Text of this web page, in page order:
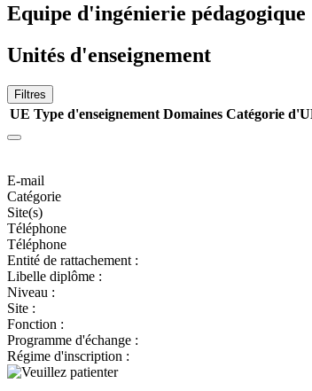
Equipe d'ingénierie pédagogique
Unités d'enseignement
Filtres
UE Type d'enseignement Domaines Catégorie
E-mail
Catégorie
Site(s)
Téléphone
Téléphone
Entité de rattachement :
Libelle diplôme :
Niveau :
Site :
Fonction :
Programme d'échange :
Régime d'inscription :